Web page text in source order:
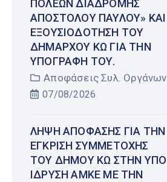
ΠΌΛΕΩΝ ΔΙΑΔΡΟΜΉΣ
ΑΠΟΣΤΌΛΟΥ ΠΑΎΛΟΥ» ΚΑΙ
ΕΞΟΥΣΙΟΔΌΤΗΣΗ ΤΟΥ
ΔΗΜΆΡΧΟΥ ΚΩ ΓΙΑ ΤΗΝ
ΥΠΟΓΡΑΦΉ ΤΟΥ.
Αποφάσεις Συλ. Οργάνων
07/08/2026
ΛΉΨΗ ΑΠΌΦΑΣΗΣ ΓΙΑ ΤΗΝ
ΈΓΚΡΙΣΗ ΣΥΜΜΕΤΟΧΉΣ
ΤΟΥ ΔΉΜΟΥ ΚΩ ΣΤΗΝ ΥΠΌ
ΊΔΡΥΣΗ ΑΜΚΕ ΜΕ ΤΗΝ